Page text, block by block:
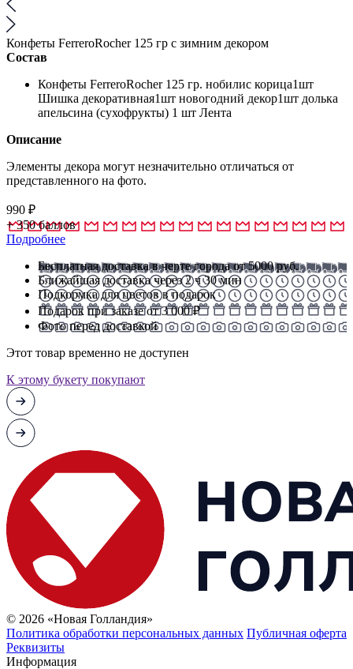
Конфеты FerreroRocher 125 гр с зимним декором
Состав
Конфеты FerreroRocher 125 гр. нобилис корица1шт
Шишка декоративная1шт новогодний декор1шт долька
апельсина (сухофрукты) 1 шт Лента
Описание
Элементы декора могут незначительно отличаться от
представленного на фото.
990 ₽
+350баллов
Подробнее
Бесплатная доставка в черте города от 5000 руб.
Ближайшая доставка через 2 ч 30 мин
Подкормка для цветов в подарок
Подарок при заказе от 3 000 ₽
Фото перед доставкой
Этот товар временно не доступен
К этому букету покупают
© 2026 «Новая Голландия»
Политика обработки персональных данных Публичная оферта
Реквизиты
Информация